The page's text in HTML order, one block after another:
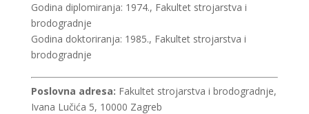
Godina diplomiranja: 1974., Fakultet strojarstva i
brodogradnje
Godina doktoriranja: 1985., Fakultet strojarstva i
brodogradnje
Poslovna adresa: Fakultet strojarstva i brodogradnje,
Ivana Lučića 5, 10000 Zagreb